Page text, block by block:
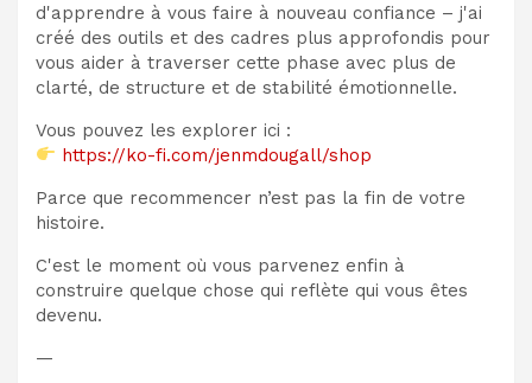
d'apprendre à vous faire à nouveau confiance – j'ai
créé des outils et des cadres plus approfondis pour
vous aider à traverser cette phase avec plus de
clarté, de structure et de stabilité émotionnelle.
Vous pouvez les explorer ici :
https://ko-fi.com/jenmdougall/shop
Parce que recommencer n’est pas la fin de votre
histoire.
C'est le moment où vous parvenez enfin à
construire quelque chose qui reflète qui vous êtes
devenu.
—